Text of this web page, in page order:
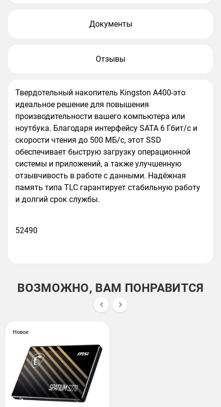
Документы
Отзывы
Твердотельный накопитель Kingston A400-это
идеальное решение для повышения
производительности вашего компьютера или
ноутбука. Благодаря интерфейсу SATA 6 Гбит/с и
скорости чтения до 500 МБ/с, этот SSD
обеспечивает быструю загрузку операционной
системы и приложений, а также улучшенную
отзывчивость в работе с данными. Надёжная
память типа TLC гарантирует стабильную работу
и долгий срок службы.
52490
ВОЗМОЖНО, ВАМ ПОНРАВИТСЯ
 
Новое